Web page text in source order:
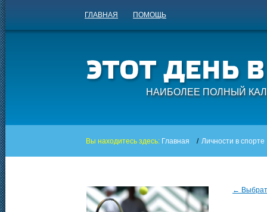
ГЛАВНАЯ ПОМОЩЬ
НАИБОЛЕЕ ПОЛНЫЙ
Вы находитесь здесь: Главная / Личности в спорте
←